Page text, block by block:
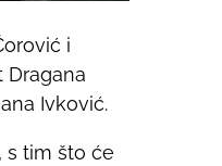
i
Dragana
Ivković.
s tim što će